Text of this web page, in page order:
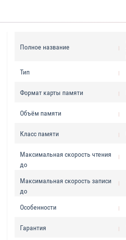
Полное название
Тип
Формат карты памяти
Объём памяти
Класс памяти
Максимальная скорость чтения
до
Максимальная скорость записи
до
Особенности
Гарантия